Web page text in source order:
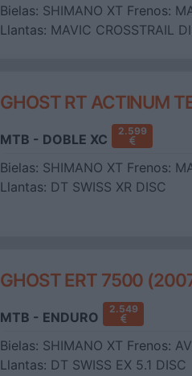
Bielas: SHIMANO XT Frenos:
Llantas: MAVIC CROSSTRAIL
GHOST RT ACTINUM
MTB - DOBLE XC
2.599
Bielas: SHIMANO XT Frenos:
Llantas: DT SWISS XR DISC
GHOST ERT 7500
MTB - ENDURO
2.549
Bielas: SHIMANO XT Frenos:
Llantas: DT SWISS EX 5.1 DISC